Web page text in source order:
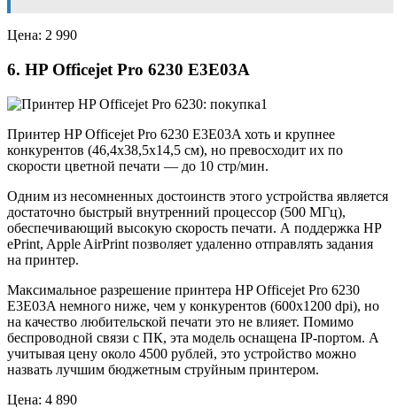
Цена: 2 990
6. HP Officejet Pro 6230 E3E03A
Принтер HP Officejet Pro 6230 E3E03A хоть и крупнее
конкурентов (46,4х38,5х14,5 см), но превосходит их по
скорости цветной печати — до 10 стр/мин.
Одним из несомненных достоинств этого устройства является
достаточно быстрый внутренний процессор (500 МГц),
обеспечивающий высокую скорость печати. А поддержка HP
ePrint, Apple AirPrint позволяет удаленно отправлять задания
на принтер.
Максимальное разрешение принтера HP Officejet Pro 6230
E3E03A немного ниже, чем у конкурентов (600х1200 dpi), но
на качество любительской печати это не влияет. Помимо
беспроводной связи с ПК, эта модель оснащена IP-портом. А
учитывая цену около 4500 рублей, это устройство можно
назвать лучшим бюджетным струйным принтером.
Цена: 4 890